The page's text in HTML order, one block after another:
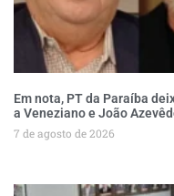
Em nota, PT da Paraíba
a Veneziano e João
7 de agosto de 2026